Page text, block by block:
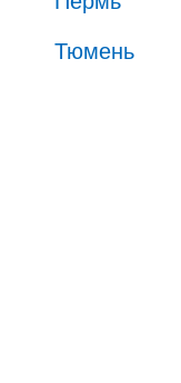
Тюмень